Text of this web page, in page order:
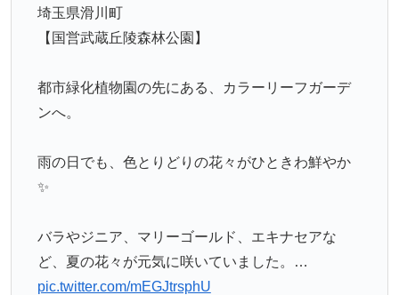
埼玉県滑川町
【国営武蔵丘陵森林公園】
都市緑化植物園の先にある、カラーリーフガーデ
ンへ。
雨の日でも、色とりどりの花々がひときわ鮮やか
✨
バラやジニア、マリーゴールド、エキナセアな
ど、夏の花々が元気に咲いていました。…
pic.twitter.com/mEGJtrsphU